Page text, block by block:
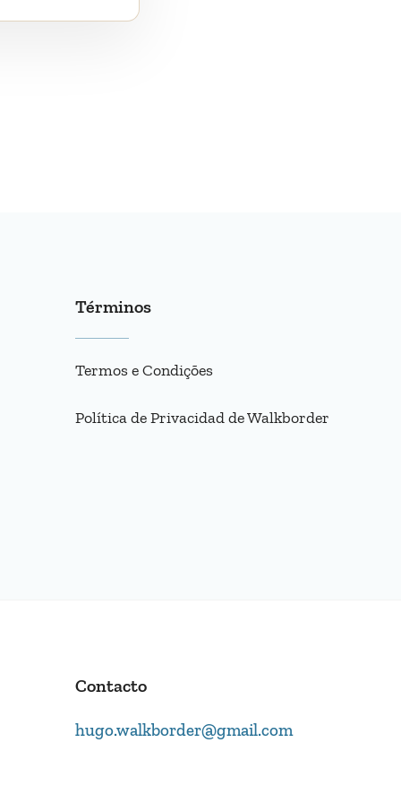
Términos
Termos e Condições
Política de Privacidad de Walkborder
Contacto
hugo.walkborder@gmail.com